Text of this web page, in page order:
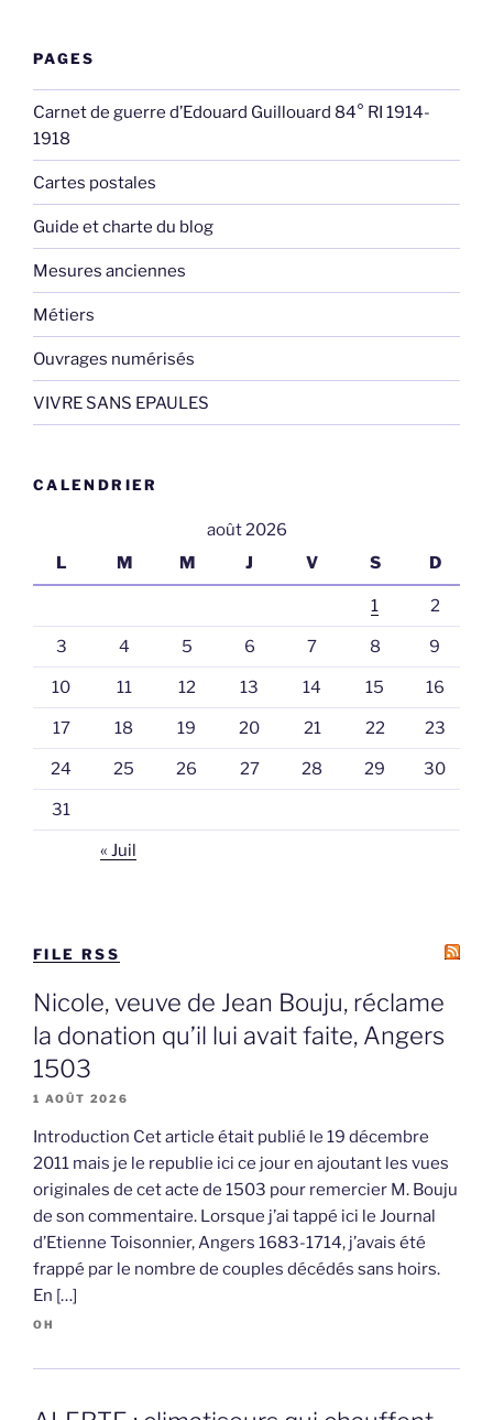
PAGES
Carnet de guerre d’Edouard Guillouard 84° RI 1914-
1918
Cartes postales
Guide et charte du blog
Mesures anciennes
Métiers
Ouvrages numérisés
VIVRE SANS EPAULES
CALENDRIER
août 2026
L
M M J V S D
1 2
3 4 5 6 7 8 9
10 11 12 13 14 15 16
17 18 19 20 21 22 23
24 25 26 27 28 29 30
31
« Juil
FILE RSS
Nicole, veuve de Jean Bouju, réclame
la donation qu’il lui avait faite, Angers
1503
1 AOÛT 2026
Introduction Cet article était publié le 19 décembre
2011 mais je le republie ici ce jour en ajoutant les vues
originales de cet acte de 1503 pour remercier M. Bouju
de son commentaire. Lorsque j’ai tappé ici le Journal
d’Etienne Toisonnier, Angers 1683-1714, j’avais été
frappé par le nombre de couples décédés sans hoirs.
En […]
OH